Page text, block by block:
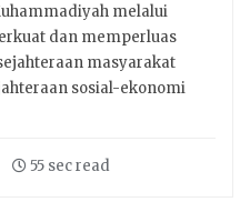
melalui
dan memperluas
masyarakat
sosial-ekonomi
55 sec read